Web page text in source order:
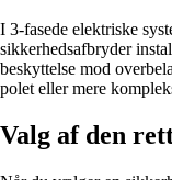
I 3-fasede elektriske
sikkerhedsafbryder
beskyttelse mod
polet eller mere
Valg af den